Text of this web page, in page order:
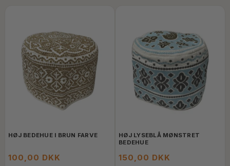
HØJ BEDEHUE I BRUN FARVE
100,00 DKK
HØJ LYSEBLÅ MØNSTRET
BEDEHUE
150,00 DKK